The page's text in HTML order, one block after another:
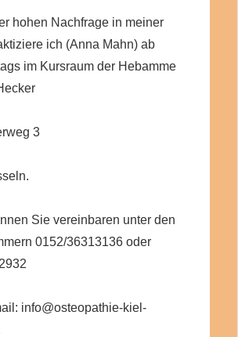
hohen Nachfrage in meiner
ich (Anna Mahn) ab
im Kursraum der Hebamme
3
Sie vereinbaren unter den
0152/36313136 oder
info@osteopathie-kiel-